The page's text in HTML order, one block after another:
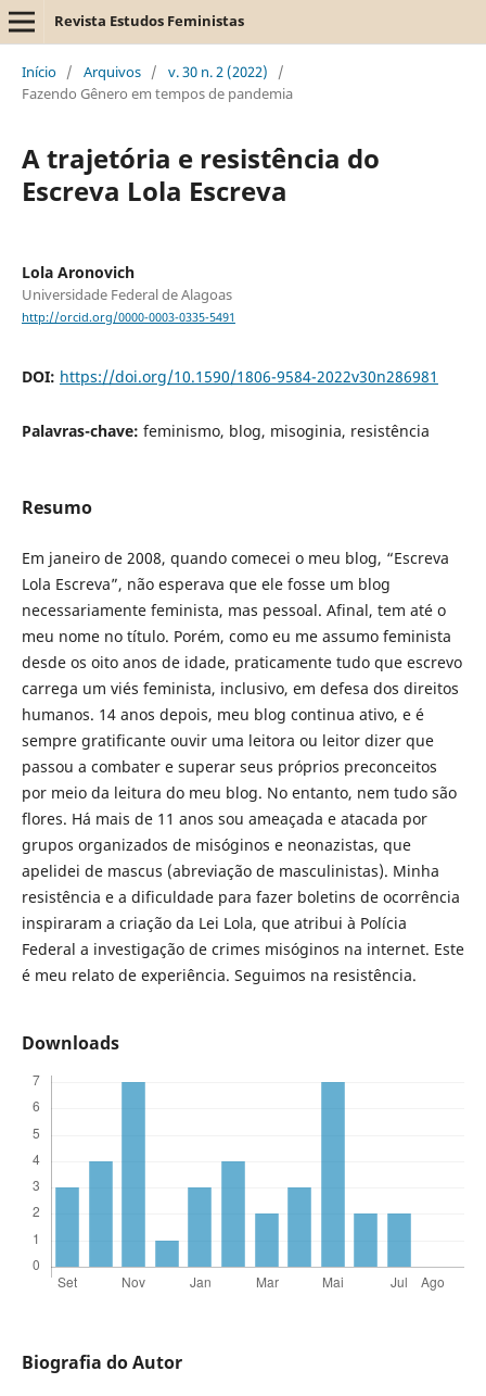
Revista Estudos Feministas
Início / Arquivos / v. 30 n. 2 (2022)
/
Fazendo Gênero em tempos de pandemia
A trajetória e resistência do
Escreva Lola Escreva
Lola Aronovich
Universidade Federal de Alagoas
http://orcid.org/0000-0003-0335-5491
DOI: https://doi.org/10.1590/1806-9584-2022v30n286981
Palavras-chave: feminismo, blog, misoginia, resistência
Resumo
Em janeiro de 2008, quando comecei o meu blog, “Escreva
Lola Escreva”, não esperava que ele fosse um blog
necessariamente feminista, mas pessoal. Afinal, tem até o
meu nome no título. Porém, como eu me assumo feminista
desde os oito anos de idade, praticamente tudo que escrevo
carrega um viés feminista, inclusivo, em defesa dos direitos
humanos. 14 anos depois, meu blog continua ativo, e é
sempre gratificante ouvir uma leitora ou leitor dizer que
passou a combater e superar seus próprios preconceitos
por meio da leitura do meu blog. No entanto, nem tudo são
flores. Há mais de 11 anos sou ameaçada e atacada por
grupos organizados de misóginos e neonazistas, que
apelidei de mascus (abreviação de masculinistas). Minha
resistência e a dificuldade para fazer boletins de ocorrência
inspiraram a criação da Lei Lola, que atribui à Polícia
Federal a investigação de crimes misóginos na internet. Este
é meu relato de experiência. Seguimos na resistência.
Downloads
Biografia do Autor